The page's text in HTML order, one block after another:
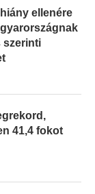
ellenére
szerinti
41,4 fokot